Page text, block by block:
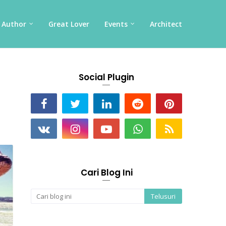
Author Great Lover Events Architect
Social Plugin
Cari Blog Ini